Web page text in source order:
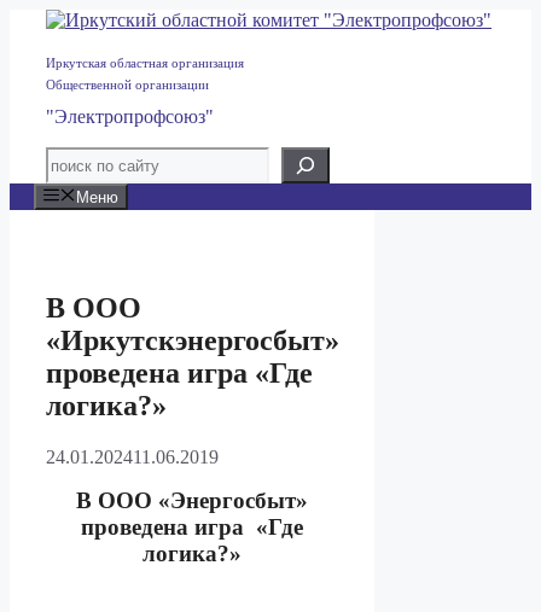
Перейти
содержимому
Иркутская областная организация
Общественной организации
"Электропрофсоюз"
Меню
В ООО
«Иркутскэнергосбыт»
проведена игра «Где
логика?»
24.01.202411.06.2019
В ООО «Энергосбыт»
проведена игра «Где
логика?»